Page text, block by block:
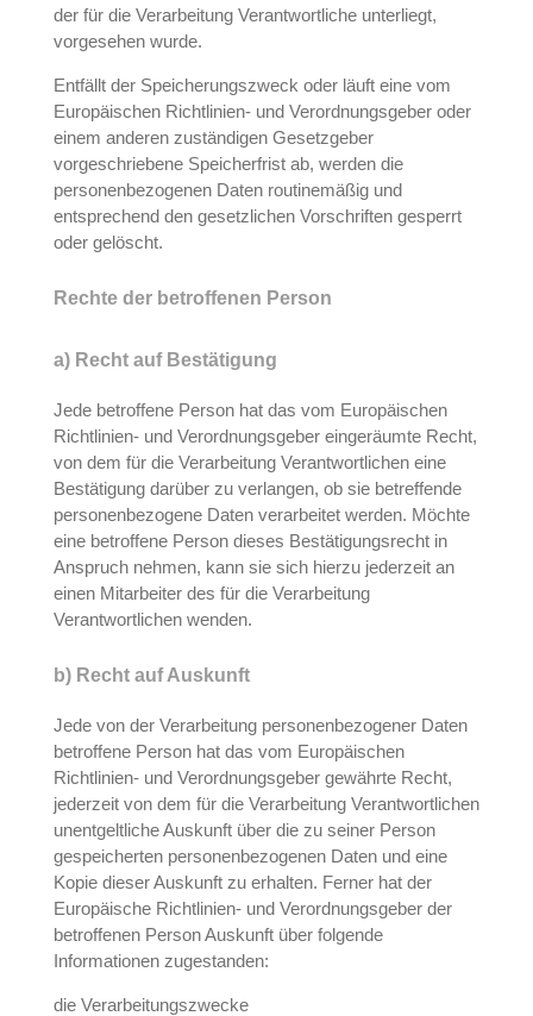
der für die Verarbeitung Verantwortliche unterliegt,
vorgesehen wurde.
Entfällt der Speicherungszweck oder läuft eine vom
Europäischen Richtlinien- und Verordnungsgeber oder
einem anderen zuständigen Gesetzgeber
vorgeschriebene Speicherfrist ab, werden die
personenbezogenen Daten routinemäßig und
entsprechend den gesetzlichen Vorschriften gesperrt
oder gelöscht.
Rechte der betroffenen Person
a) Recht auf Bestätigung
Jede betroffene Person hat das vom Europäischen
Richtlinien- und Verordnungsgeber eingeräumte Recht,
von dem für die Verarbeitung Verantwortlichen eine
Bestätigung darüber zu verlangen, ob sie betreffende
personenbezogene Daten verarbeitet werden. Möchte
eine betroffene Person dieses Bestätigungsrecht in
Anspruch nehmen, kann sie sich hierzu jederzeit an
einen Mitarbeiter des für die Verarbeitung
Verantwortlichen wenden.
b) Recht auf Auskunft
Jede von der Verarbeitung personenbezogener Daten
betroffene Person hat das vom Europäischen
Richtlinien- und Verordnungsgeber gewährte Recht,
jederzeit von dem für die Verarbeitung Verantwortlichen
unentgeltliche Auskunft über die zu seiner Person
gespeicherten personenbezogenen Daten und eine
Kopie dieser Auskunft zu erhalten. Ferner hat der
Europäische Richtlinien- und Verordnungsgeber der
betroffenen Person Auskunft über folgende
Informationen zugestanden:
die Verarbeitungszwecke